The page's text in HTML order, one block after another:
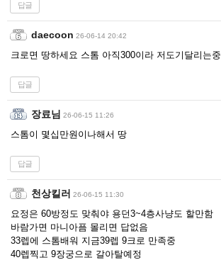
답글
daecoon 26-06-14 20:42
크로면 땅하세요 스톰 아직300이라 저도기달리는중
답글
장료님 26-06-15 11:26
스톰이 몇십만원이나해서 땅
답글
천상킬러 26-06-15 11:30
요정은 60방정도 맞춰야 용던3~4층사냥도 할만함
바람가면 마니아픔 몰리면 답없음
33렙에 스톰배워 지금39렙 9크로 만족중
40렙찍고 9장궁으로 갈아탈예정